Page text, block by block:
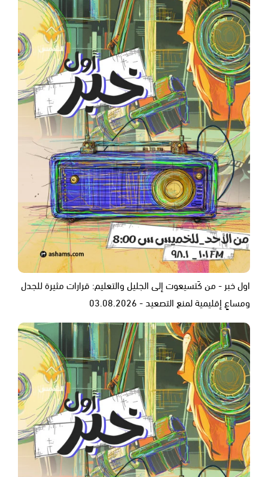
اول خبر - من كَتسيعوت إلى الجليل والتعليم: قرارات مثيرة للجدل
ومساعٍ إقليمية لمنع التصعيد - 03.08.2026